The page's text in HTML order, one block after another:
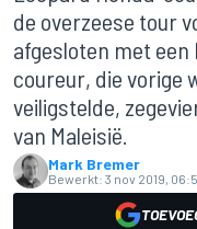
de overzeese tour
afgesloten met een
coureur, die vorige
veiligstelde,
van Maleisië.
Mark Bremer
Bewerkt: 3 nov 2019,